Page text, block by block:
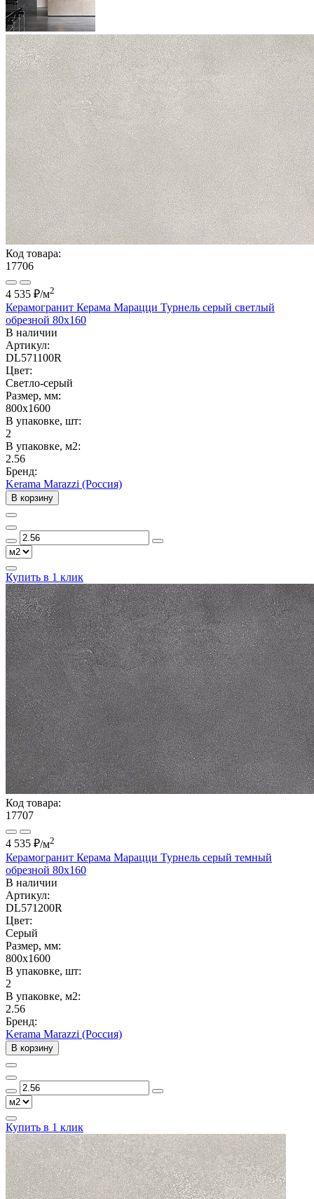
Код товара:
17706
4 535 ₽/м2
Керамогранит Керама Марацци Турнель серый светлый
обрезной 80х160
В наличии
Артикул:
DL571100R
Цвет:
Светло-серый
Размер, мм:
800x1600
В упаковке, шт:
2
В упаковке, м2:
2.56
Бренд:
Kerama Marazzi (Россия)
В корзину
Купить в 1 клик
Код товара:
17707
4 535 ₽/м2
Керамогранит Керама Марацци Турнель серый темный
обрезной 80х160
В наличии
Артикул:
DL571200R
Цвет:
Серый
Размер, мм:
800x1600
В упаковке, шт:
2
В упаковке, м2:
2.56
Бренд:
Kerama Marazzi (Россия)
В корзину
Купить в 1 клик